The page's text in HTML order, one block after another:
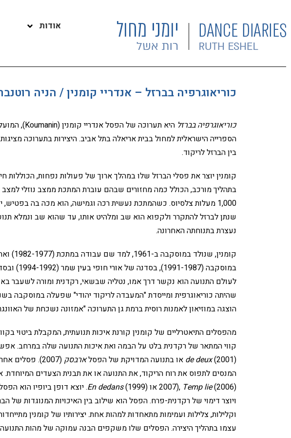
אודות
כוריאוגרפיה בברזל – אנדריי קומנין / הניה
כוריאוגרפיה בברזל
הספרייה הישראלית למחול בבית אריאלה בתל אביב. היצירות בתערוכה
בין הברזל לריקוד.
קומנין יוצר את פסלי הברזל שלו במהלך ארוך של פעולות נפחות,
בתהליך מורכב, הכולל כמה מחזורים שבהם עוברת המתכת ממצב נוזלי
1,000 מעלות צלסיוס. כשהמתכת נעשית רכה וגמישה, הוא מכה בה
שנתן לברזל להתקרר ולקפוא הוא שב ומלהיט אותו, עד שהוא שב ונמלא
נעצרת בתנוחתה האחרונה.
קומנין,
לעולם התנועה הוא נקשר דרך אמו, נטליה שבשאי, רקדנית ומורה לשעבר
הוצגה במוזיאון לאמנות רוסית ברמת גן התערוכה "אמזונה נשכחת של
מהפסלים התיאטרליים של קומנין קורנת איכות תנועתית, המקבלת ביטוי
קווי המתאר של רקדנית בלט על הבמה ואת איכות התנועה שלה במרחב.
de deux(2001) או בתנועה המדויקת של הפסל ארבסק
(2007). פסלים
המנסים לתפוס את רוח הריקוד, את התנועה או את תבנית הצעדים המיוחדת.
2007), Temp lie(2006) או En dedans(1999). יוצא דופן ביופיו הוא הפסל
ויוצר דימוי של רקדנית-פרח. הפסל הוא שילוב בין האיכויות המנוגדות של
וקלילות, צלילות ועמימות מתאחדות למהות אחת. יצירותיו של קומנין
עצמו בתהליך היצירה. הפסלים שלו משקפים הבנה עמוקה של מהות